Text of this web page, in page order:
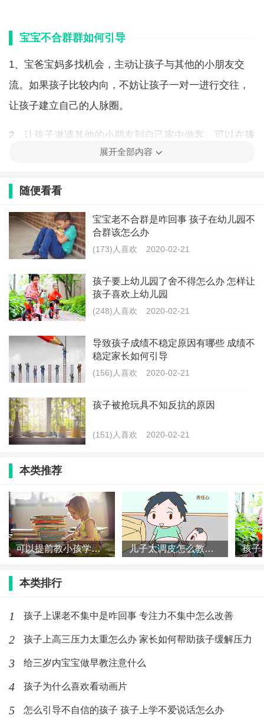
宝宝不合群群如何引导
1、宝爸宝妈多找机会，主动让孩子与其他的小朋友交
流。如果孩子比较内向，不妨让孩子一对一进行交往，
让孩子建立自己的人脉圈。
2、让孩子邀请其他的小朋友到自己家中做客。可以在孩
子过生日或是节假日，让孩子自己发出邀请，邀请其他
步，并且做的不错，能与其他的小朋友交流时，宝爸宝
妈要及时鼓励和表扬，让小宝宝感受交朋友的乐趣，慢
孩子多动总是拖拖拉拉怎么办
怎么夸孩子越来越优秀
给三岁内宝宝做早教注意什么
(295)人喜欢 2020-02-21
展开全部内容
随便看看
宝宝老不合群是咋回事 孩子在幼儿园不
合群该怎么办
(173)人喜欢 2020-02-21
孩子要上幼儿园了舍不得怎么办 怎样让
孩子喜欢上幼儿园
(248)人喜欢 2020-02-21
导致孩子成绩不稳定原因有哪些 成绩不
稳定家长如何引导
(156)人喜欢 2020-02-21
孩子被抢玩具不知反抗的原因
(151)人喜欢 2020-02-21
本类推荐
可以提前教小孩学认字吗 小孩阅读能力什么时候培养 儿子太调皮怎么教育 怎么培养男孩的性格
本类排行
1 孩子上课老不集中是咋回事 专注力不集中怎么改善
2 孩子上高三压力太重怎么办 家长如何帮助孩子缓解压力
3 给三岁内宝宝做早教注意什么
4 孩子为什么喜欢看动画片
5 怎么引导不自信的孩子 孩子上学不爱说话怎么办